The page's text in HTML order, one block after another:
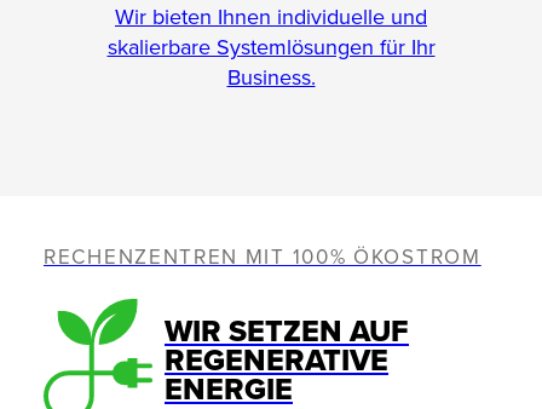
Wir bieten Ihnen individuelle und
skalierbare Systemlösungen für Ihr
Business.
RECHENZENTREN MIT 100% ÖKOSTROM
WIR SETZEN AUF
REGENERATIVE
ENERGIE